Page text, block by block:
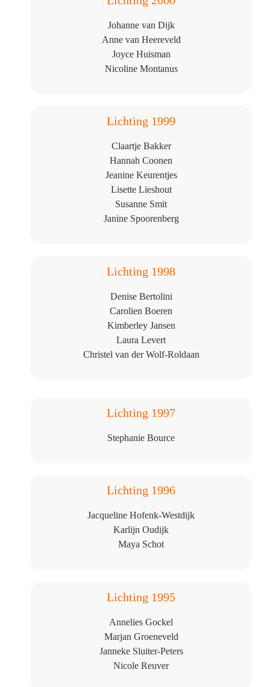
Johanne van Dijk
Anne van Heereveld
Joyce Huisman
Nicoline Montanus
Lichting 1999
Claartje Bakker
Hannah Coonen
Jeanine Keurentjes
Lisette Lieshout
Susanne Smit
Janine Spoorenberg
Lichting 1998
Denise Bertolini
Carolien Boeren
Kimberley Jansen
Laura Levert
Christel van der Wolf-Roldaan
Lichting 1997
Stephanie Bource
Lichting 1996
Jacqueline Hofenk-Westdijk
Karlijn Oudijk
Maya Schot
Lichting 1995
Annelies Gockel
Marjan Groeneveld
Janneke Sluiter-Peters
Nicole Reuver